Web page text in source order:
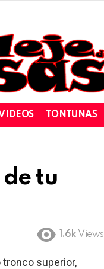
TONTUNAS
tu
1.6k Views
tronco superior,